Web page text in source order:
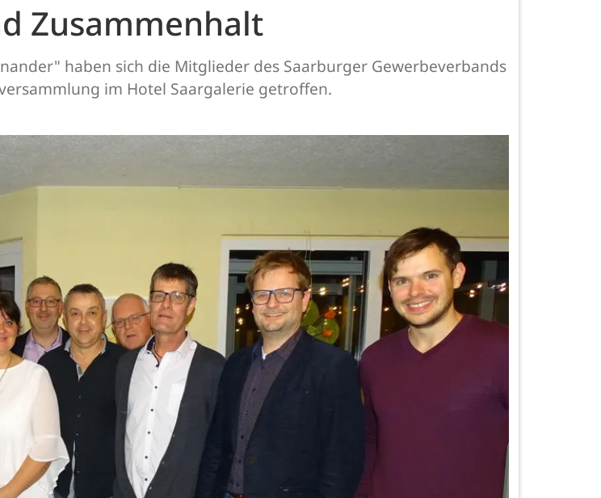
Zusammenhalt
haben sich die Mitglieder des Saarburger Gewerbeverbands
im Hotel Saargalerie getroffen.